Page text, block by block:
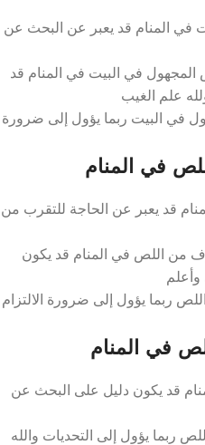
في المنام قد يعبر عن البحث عن
في البيت في المنام قد
علم الغيب
في البيت ربما يؤول إلى ضرورة
في المنام
قد يعبر عن الحاجة للتقرب من
من اللص في المنام قد يكون
ربما يؤول إلى ضرورة الالتزام
في المنام
قد يكون دليل على البحث عن
ربما يؤول إلى التحديات والله